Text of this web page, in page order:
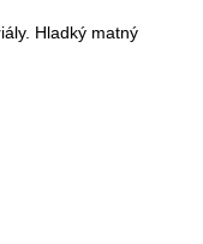
Hladký matný